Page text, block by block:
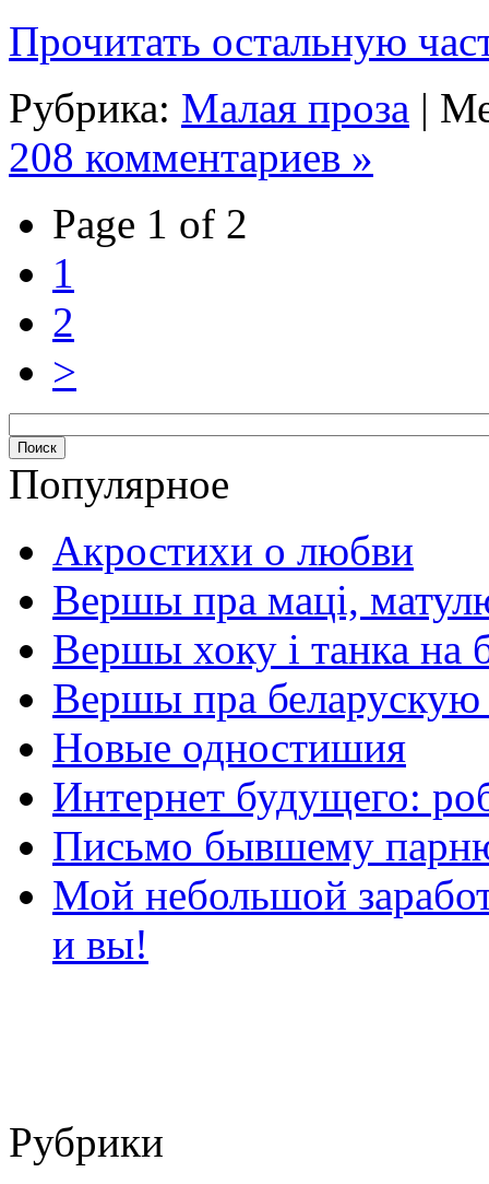
Прочитать остальную
Рубрика: Малая проза |
208 комментариев »
Page 1 of 2
1
2
>
Популярное
Акростихи о любви
Вершы пра маці,
Вершы хоку і танка на
Вершы пра
Новые одностишия
Интернет будущего:
Письмо бывшему
Мой небольшой
и вы!
Рубрики